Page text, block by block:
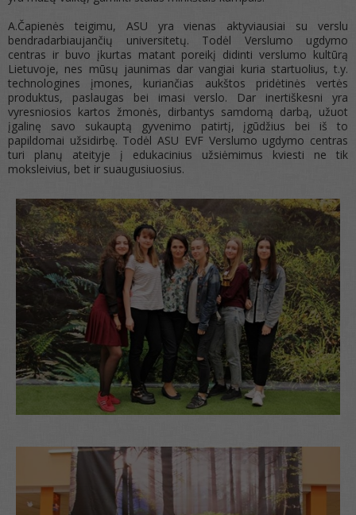
A.Čapienės teigimu, ASU yra vienas aktyviausiai su verslu
bendradarbiaujančių universitetų. Todėl Verslumo ugdymo
centras ir buvo įkurtas matant poreikį didinti verslumo kultūrą
Lietuvoje, nes mūsų jaunimas dar vangiai kuria startuolius, t.y.
technologines įmones, kuriančias aukštos pridėtinės vertės
produktus, paslaugas bei imasi verslo. Dar inertiškesni yra
vyresniosios kartos žmonės, dirbantys samdomą darbą, užuot
įgalinę savo sukauptą gyvenimo patirtį, įgūdžius bei iš to
papildomai užsidirbę. Todėl ASU EVF Verslumo ugdymo centras
turi planų ateityje į edukacinius užsiėmimus kviesti ne tik
moksleivius, bet ir suaugusiuosius.